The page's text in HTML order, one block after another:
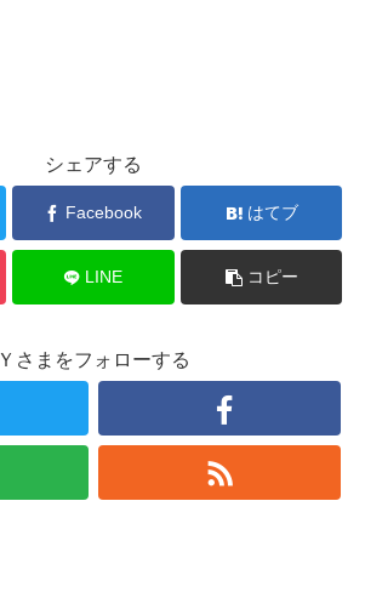
シェアする
Facebook はてブ
LINE コピー
Ｙさまをフォローする